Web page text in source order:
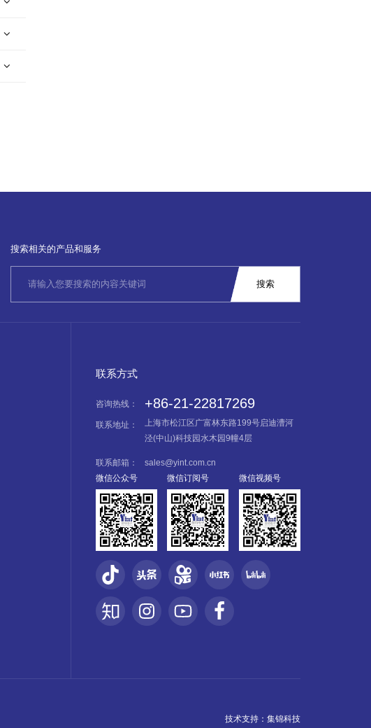
搜索相关的产品和服务
联系方式
咨询热线： +86-21-22817269
联系地址：
上海市松江区广富林东路199号启迪漕河
泾(中山)科技园水木园9幢4层
联系邮箱：
sales@yint.com.cn
微信公众号
微信订阅号 微信视频号
技术支持：集锦科技